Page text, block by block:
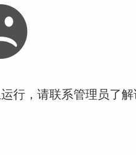
行，请联系管理员了